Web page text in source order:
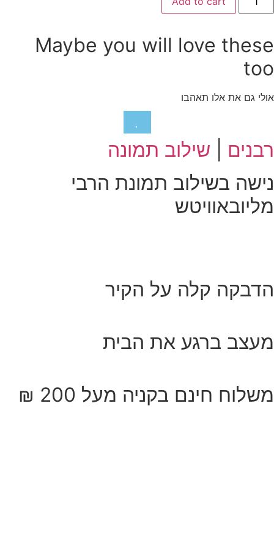
Maybe you will love
גם את אלו תאהבו
|
שילוב תמונה
בשילוב תמונת הרבי
קלה על הקיר
ברגע את הבית
חינם בקניה מעל 200 ₪